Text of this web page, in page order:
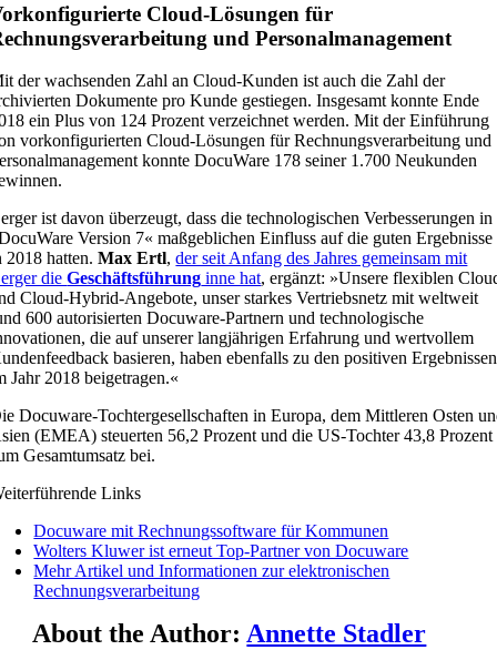
Cloud-Lösungen für
und Personalmanagement
der wachsenden Zahl an Cloud-Kunden ist auch die Zahl der
Dokumente pro Kunde gestiegen. Insgesamt konnte Ende
ein Plus von 124 Prozent verzeichnet werden. Mit der Einführung
vorkonfigurierten Cloud-Lösungen für Rechnungsverarbeitung und
konnte DocuWare 178 seiner 1.700 Neukunden
ist davon überzeugt, dass die technologischen Verbesserungen in
Version 7« maßgeblichen Einfluss auf die guten Ergebnisse
2018 hatten.Max Ertl,der seit Anfang des Jahres gemeinsam mit
dieGeschäftsführung inne hat, ergänzt: »Unsere flexiblen
Cloud-Hybrid-Angebote, unser starkes Vertriebsnetz mit weltweit
600 autorisierten Docuware-Partnern und technologische
die auf unserer langjährigen Erfahrung und wertvollem
basieren, haben ebenfalls zu den positiven Ergebnissen
Jahr 2018 beigetragen.«
Docuware-Tochtergesellschaften in Europa, dem Mittleren Osten
(EMEA) steuerten 56,2 Prozent und die US-Tochter 43,8 Prozent
Gesamtumsatz bei.
Links
Docuware mit Rechnungssoftware für Kommunen
Wolters Kluwer ist erneut Top-Partner von Docuware
Mehr Artikel und Informationen zur elektronischen
Rechnungsverarbeitung
About the Author:Annette Stadler